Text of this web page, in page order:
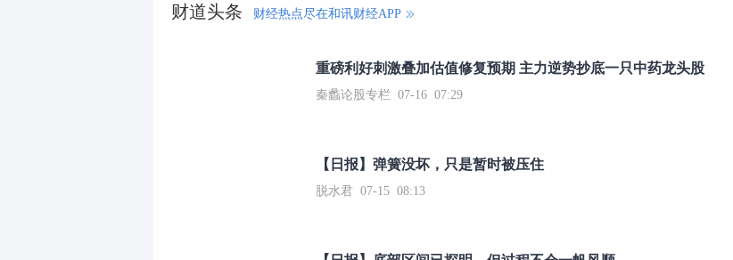
财道头条 财经热点尽在和讯财经APP
重磅利好刺激叠加估值修复预期 主力逆势抄底一只中药龙头股
秦蠡论股专栏 07-16 07:29
【日报】弹簧没坏，只是暂时被压住
脱水君 07-15 08:13